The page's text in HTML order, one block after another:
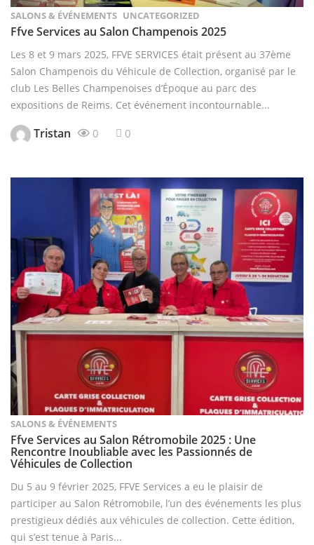
SALONS & ÉVÉNEMENTS UNCATEGORIZED
Ffve Services au Salon Champenois 2025
Les 8 et 9 mars 2025, FFVE SERVICES était présent au 37ème
Salon Champenois du Véhicule de Collection, organisé par le
club Les Belles Champenoises d’Époque au parc des
expositions de Reims. Cet événement incontournable...
Tristan 0 0
SALONS & ÉVÉNEMENTS
Ffve Services au Salon Rétromobile 2025 : Une
Rencontre Inoubliable avec les Passionnés de
Véhicules de Collection
Du 5 au 9 février 2025, FFVE Services a eu le plaisir de
participer au Salon Rétromobile, l’un des événements les plus
prestigieux dédiés aux véhicules de collection. Cette édition,
qui s’est tenue à Paris...